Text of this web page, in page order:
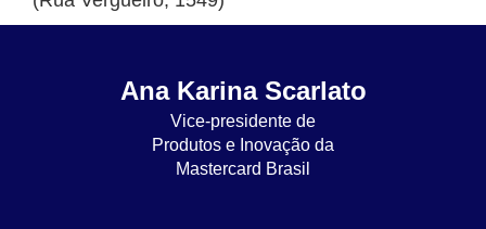
Ana Karina Scarlato
Vice-presidente de
Produtos e Inovação da
Mastercard Brasil